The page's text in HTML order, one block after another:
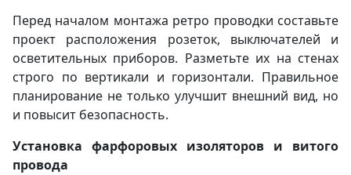
Перед началом монтажа ретро проводки составьте
проект расположения розеток, выключателей и
осветительных приборов. Разметьте их на стенах
строго по вертикали и горизонтали. Правильное
планирование не только улучшит внешний вид, но
и повысит безопасность.
Установка фарфоровых изоляторов и витого
провода